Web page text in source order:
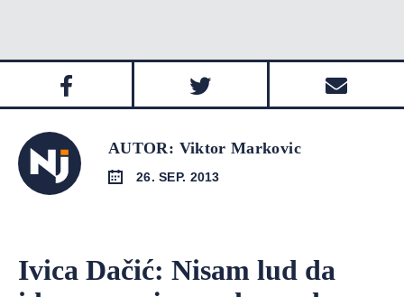
AUTOR: Viktor Markovic
26. SEP. 2013
Ivica Dačić: Nisam lud da